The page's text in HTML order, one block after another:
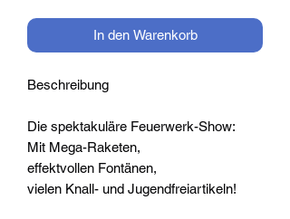
In den Warenkorb
Beschreibung
Die spektakuläre Feuerwerk-Show:
Mit Mega-Raketen,
effektvollen Fontänen,
vielen Knall- und Jugendfreiartikeln!